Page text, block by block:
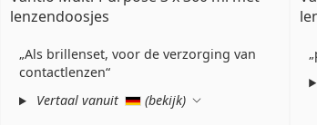
lenzendoosjes
Als brillenset, voor de verzorging van
contactlenzen
Vertaal vanuit
(bekijk)